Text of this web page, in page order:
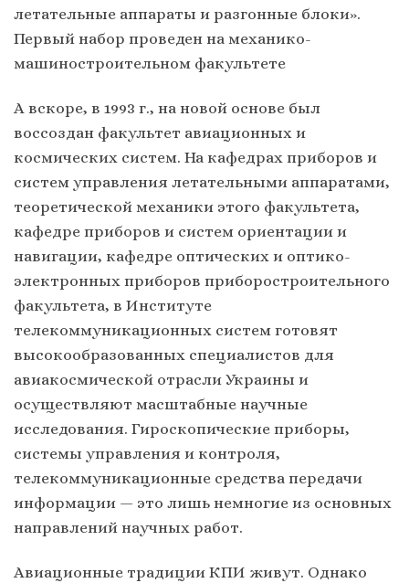
летательные аппараты и разгонные блоки».
Первый набор проведен на механико-
машиностроительном факультете
А вскоре, в 1993 г., на новой основе был
воссоздан факультет авиационных и
космических систем. На кафедрах приборов и
систем управления летательными аппаратами,
теоретической механики этого факультета,
кафедре приборов и систем ориентации и
навигации, кафедре оптических и оптико-
электронных приборов приборостроительного
факультета, в Институте
телекоммуникационных систем готовят
высокообразованных специалистов для
авиакосмической отрасли Украины и
осуществляют масштабные научные
исследования. Гироскопические приборы,
системы управления и контроля,
телекоммуникационные средства передачи
информации — это лишь немногие из основных
направлений научных работ.
Авиационные традиции КПИ живут. Однако